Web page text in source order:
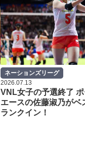
ネーションズリーグ
2026.07.13
VNL女子の予選終了
エースの佐藤淑乃がベ
ランクイン！